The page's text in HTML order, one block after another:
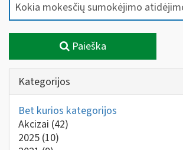
Paieška
Kategorijos
Bet kurios kategorijos
Akcizai (42)
2025 (10)